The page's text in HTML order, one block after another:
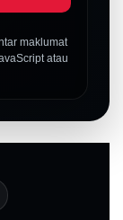
maklumat
atau